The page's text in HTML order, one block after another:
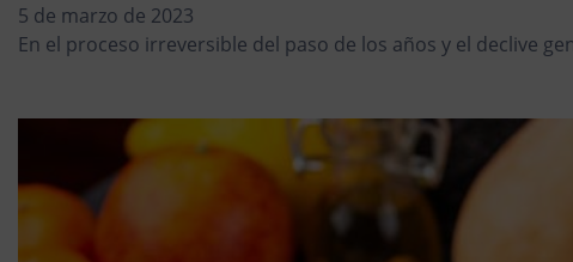
5 de marzo de 2023
En el proceso irreversible del paso de los años y el declive